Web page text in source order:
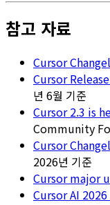
참고 자료
Cursor
Cursor
년 6월 기준
Cursor 2.3 is
Community
Cursor
2026년 기준
Cursor major
Cursor AI